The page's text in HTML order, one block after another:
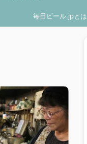
毎日ビール.jpとは